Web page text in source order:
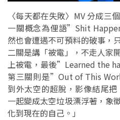
〈每天都在失敗〉MV 分成三
一關概念為俚語”Shit
然也會遭遇不可預料的破事，
二關是講「被電」，不走人家
上被電，最後”Learned the
第三關則是”Out of This
到外太空的超脫，影像結尾把
一起變成太空垃圾漂浮著，象
化到現在的自己。」